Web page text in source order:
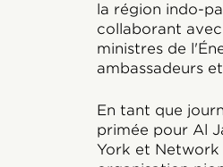
la région indo-
collaborant avec
ministres de
ambassadeurs
En tant que
primée pour Al
York et Network